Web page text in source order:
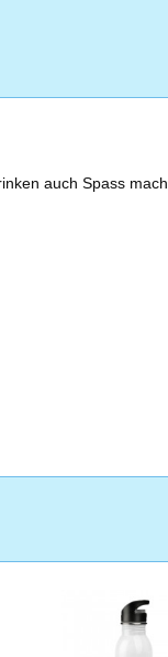
auch Spass